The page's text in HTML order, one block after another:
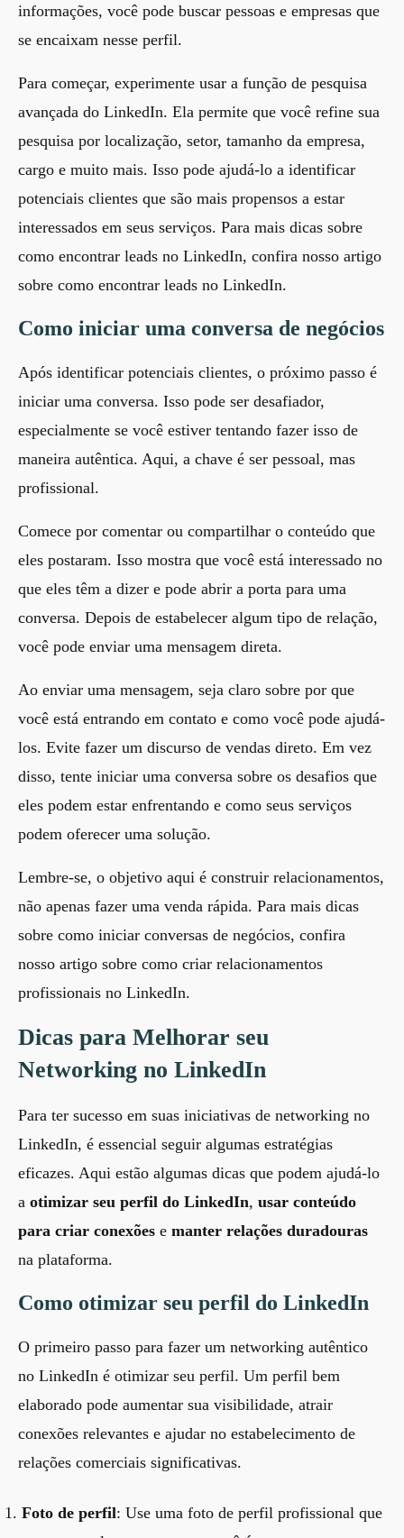
informações, você pode buscar pessoas e empresas que
se encaixam nesse perfil.
Para começar, experimente usar a função de pesquisa
avançada do LinkedIn. Ela permite que você refine sua
pesquisa por localização, setor, tamanho da empresa,
cargo e muito mais. Isso pode ajudá-lo a identificar
potenciais clientes que são mais propensos a estar
interessados em seus serviços. Para mais dicas sobre
como encontrar leads no LinkedIn, confira nosso artigo
sobre como encontrar leads no LinkedIn.
Como iniciar uma conversa de negócios
Após identificar potenciais clientes, o próximo passo é
iniciar uma conversa. Isso pode ser desafiador,
especialmente se você estiver tentando fazer isso de
maneira autêntica. Aqui, a chave é ser pessoal, mas
profissional.
Comece por comentar ou compartilhar o conteúdo que
eles postaram. Isso mostra que você está interessado no
que eles têm a dizer e pode abrir a porta para uma
conversa. Depois de estabelecer algum tipo de relação,
você pode enviar uma mensagem direta.
Ao enviar uma mensagem, seja claro sobre por que
você está entrando em contato e como você pode ajudá-
los. Evite fazer um discurso de vendas direto. Em vez
disso, tente iniciar uma conversa sobre os desafios que
eles podem estar enfrentando e como seus serviços
podem oferecer uma solução.
Lembre-se, o objetivo aqui é construir relacionamentos,
não apenas fazer uma venda rápida. Para mais dicas
sobre como iniciar conversas de negócios, confira
nosso artigo sobre como criar relacionamentos
profissionais no LinkedIn.
Dicas para Melhorar seu
Networking no LinkedIn
Para ter sucesso em suas iniciativas de networking no
LinkedIn, é essencial seguir algumas estratégias
eficazes. Aqui estão algumas dicas que podem ajudá-lo
a otimizar seu perfil do LinkedIn, usar conteúdo
para criar conexões e manter relações duradouras
na plataforma.
Como otimizar seu perfil do LinkedIn
O primeiro passo para fazer um networking autêntico
no LinkedIn é otimizar seu perfil. Um perfil bem
elaborado pode aumentar sua visibilidade, atrair
conexões relevantes e ajudar no estabelecimento de
relações comerciais significativas.
Foto de perfil: Use uma foto de perfil profissional que